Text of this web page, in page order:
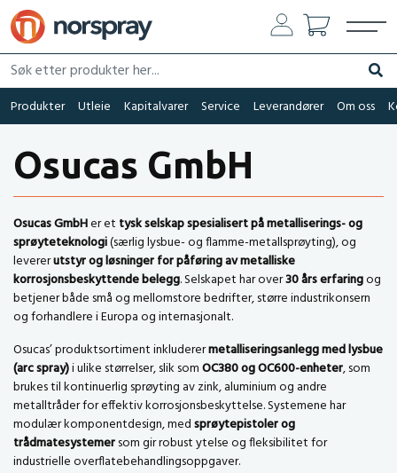
Søk etter produkter her...
Søk
Produkter Utleie Kapitalvarer Service Leverandører Om oss
Osucas GmbH
Osucas GmbHer et tysk selskap spesialisert på metalliserings- og
sprøyteteknologi(særlig lysbue- og flamme-metallsprøyting), og
levererutstyr og løsninger for påføring av metalliske
korrosjonsbeskyttende belegg. Selskapet har over30 års erfaringog
betjener både små og mellomstore bedrifter, større industrikonsern
og forhandlere i Europa og internasjonalt.
Osucas’ produktsortiment inkluderermetalliseringsanlegg med lysbue
(arc spray)i ulike størrelser, slik somOC380 og OC600-enheter, som
brukes til kontinuerlig sprøyting av zink, aluminium og andre
metalltråder for effektiv korrosjonsbeskyttelse. Systemene har
modulær komponentdesign, medsprøytepistoler og
trådmatesystemersom gir robust ytelse og fleksibilitet for
industrielle overflatebehandlingsoppgaver.